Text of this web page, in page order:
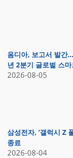
옴디아, 보고서 발간
년 2분기 글로벌 스
2026-08-05
삼성전자, ‘갤럭시 Z
종료
2026-08-04